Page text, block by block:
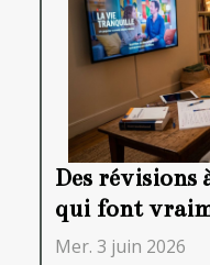
Des révisions
qui font
Mer. 3 juin 2026